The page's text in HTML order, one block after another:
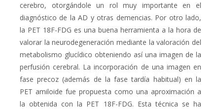
cerebro, otorgándole un rol muy importante en el
diagnóstico de la AD y otras demencias. Por otro lado,
la PET 18F-FDG es una buena herramienta a la hora de
valorar la neurodegeneración mediante la valoración del
metabolismo glucídico obteniendo así una imagen de la
perfusión cerebral. La incorporación de una imagen en
fase precoz (además de la fase tardía habitual) en la
PET amiloide fue propuesta como una aproximación a
la obtenida con la PET 18F-FDG. Esta técnica se ha